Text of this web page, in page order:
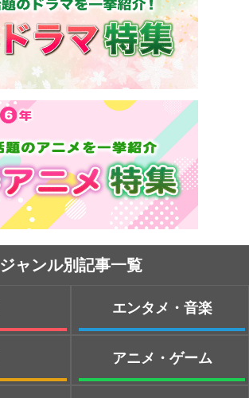
ジャンル別記事一覧
エンタメ・音楽
アニメ・ゲーム